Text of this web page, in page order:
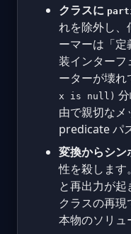
クラスに
れを除外し、
ーマーは「
装インターフ
ーターが壊れ
x is null)
由で親切な
predicate パ
変換からシン
性を殺します
と再出力が
クラスの再現
本物のソリュ